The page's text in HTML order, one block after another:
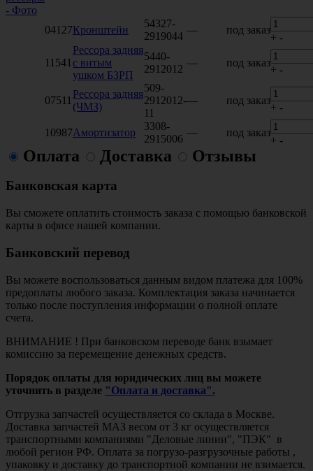
04127Кронштейн
54327-
2919044
— под заказ
+ -
11541
Рессора задняя
с витым
ушком БЗРП
5440-
2912012
— под заказ
+ -
07511
Рессора задняя
(ЧМЗ)
509-
2912012-
11
— под заказ
+ -
10987Амортизатор
3308-
2915006
— под заказ
+ -
Оплата Доставка Отзывы
Банковская карта
Вы сможете оплатить стоимость заказа с помощью банковской
карты в офисе нашей компании.
Банковский перевод
Вы можете воспользоваться данным видом платежа для 100%
предоплаты любого заказа. Комплектация заказа начинается
только после поступления информации о полной оплате
счета.
ВНИМАНИЕ ! При банковском переводе банк взымает
комиссию за перемещение денежных средств.
Порядок оплаты для юридических лиц вы можете
уточнить в разделе "Оплата и доставка".
Отгрузка запчастей осуществляется со склада в Москве.
Доставка запчастей МАЗ весом от 3 кг осуществляется
транспортными компаниями "Деловые линии", "ПЭК" в
любой регион РФ. Оплата за погрузо-разгрузочные работы ,
упаковку и доставку до транспортной компании не взимается.